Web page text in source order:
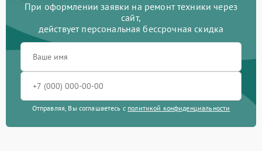
При оформлении заявки на ремонт техники через
сайт,
действует персональная бессрочная скидка
Отправляя, Вы соглашаетесь с политикой конфиденциальности